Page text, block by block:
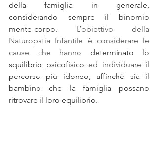
della famiglia in generale,
considerando sempre il binomio
mente-corpo. L’obiettivo della
Naturopatia Infantile è considerare le
cause che hanno
determinato lo
squilibrio psicofisico ed individuare il
percorso più idoneo, affinché sia il
bambino che la famiglia possano
ritrovare il loro equilibrio.